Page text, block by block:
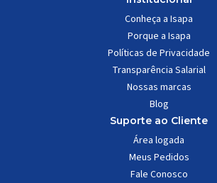
Conheça a Isapa
Porque a Isapa
Políticas de Privacidade
Transparência Salarial
Nossas marcas
Blog
Suporte ao Cliente
Área logada
Meus Pedidos
Fale Conosco